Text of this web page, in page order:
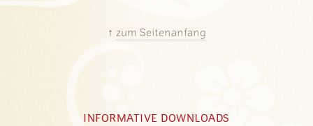
↑ zum Seitenanfang
INFORMATIVE DOWNLOADS